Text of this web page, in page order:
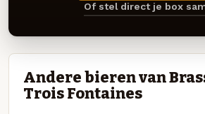
Of stel direct je box
Andere bieren van
Trois Fontaines